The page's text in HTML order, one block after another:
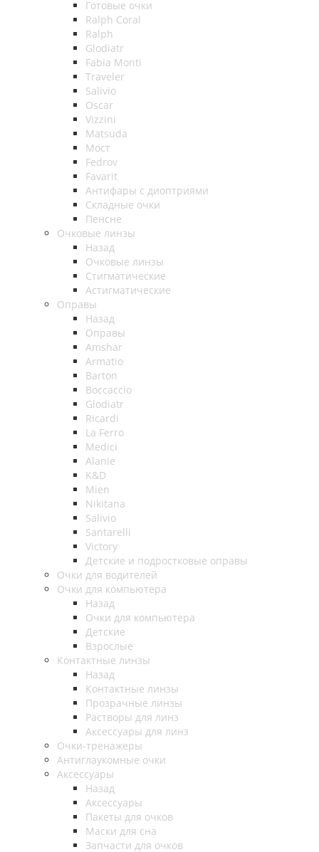
Готовые очки
Ralph Coral
Ralph
Glodiatr
Fabia Monti
Traveler
Salivio
Oscar
Vizzini
Matsuda
Мост
Fedrov
Favarit
Антифары с диоптриями
Складные очки
Пенсне
Очковые линзы
Назад
Очковые линзы
Стигматические
Астигматические
Оправы
Назад
Оправы
Amshar
Armatio
Barton
Boccaccio
Glodiatr
Ricardi
La Ferro
Medici
Alanie
K&D
Mien
Nikitana
Salivio
Santarelli
Victory
Детские и подростковые оправы
Очки для водителей
Очки для компьютера
Назад
Очки для компьютера
Детские
Взрослые
Контактные линзы
Назад
Контактные линзы
Прозрачные линзы
Растворы для линз
Аксессуары для линз
Очки-тренажеры
Антиглаукомные очки
Аксессуары
Назад
Аксессуары
Пакеты для очков
Маски для сна
Запчасти для очков